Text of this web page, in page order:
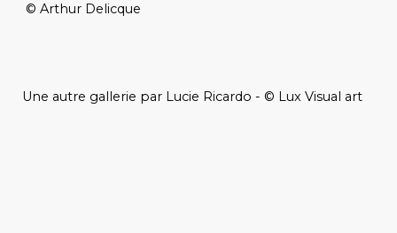
© Arthur Delicque
Une autre gallerie par Lucie Ricardo - © Lux Visual art